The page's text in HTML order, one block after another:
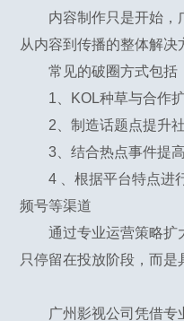
内容制作只是开始，
从内容到传播的整体解决
常见的破圈方式包括
1、KOL种草与合作
2、制造话题点提升
3、结合热点事件提
4 、根据平台特点进
频号等渠道
通过专业运营策略扩
只停留在投放阶段，而是
广州影视公司凭借专